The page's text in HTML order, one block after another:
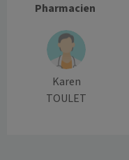
Pharmacien
Karen
TOULET